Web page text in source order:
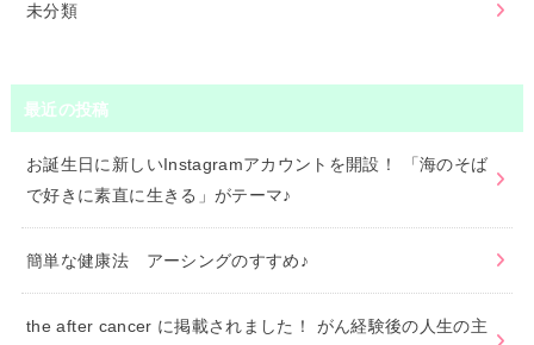
未分類
最近の投稿
お誕生日に新しいInstagramアカウントを開設！ 「海のそば
で好きに素直に生きる」がテーマ♪
簡単な健康法 アーシングのすすめ♪
the after cancer に掲載されました！ がん経験後の人生の主